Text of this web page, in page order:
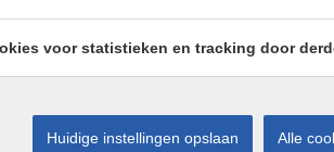
Leuvensebaan 190
Holsbeek
voor statistieken en tracking door
Huidige instellingen opslaan Alle